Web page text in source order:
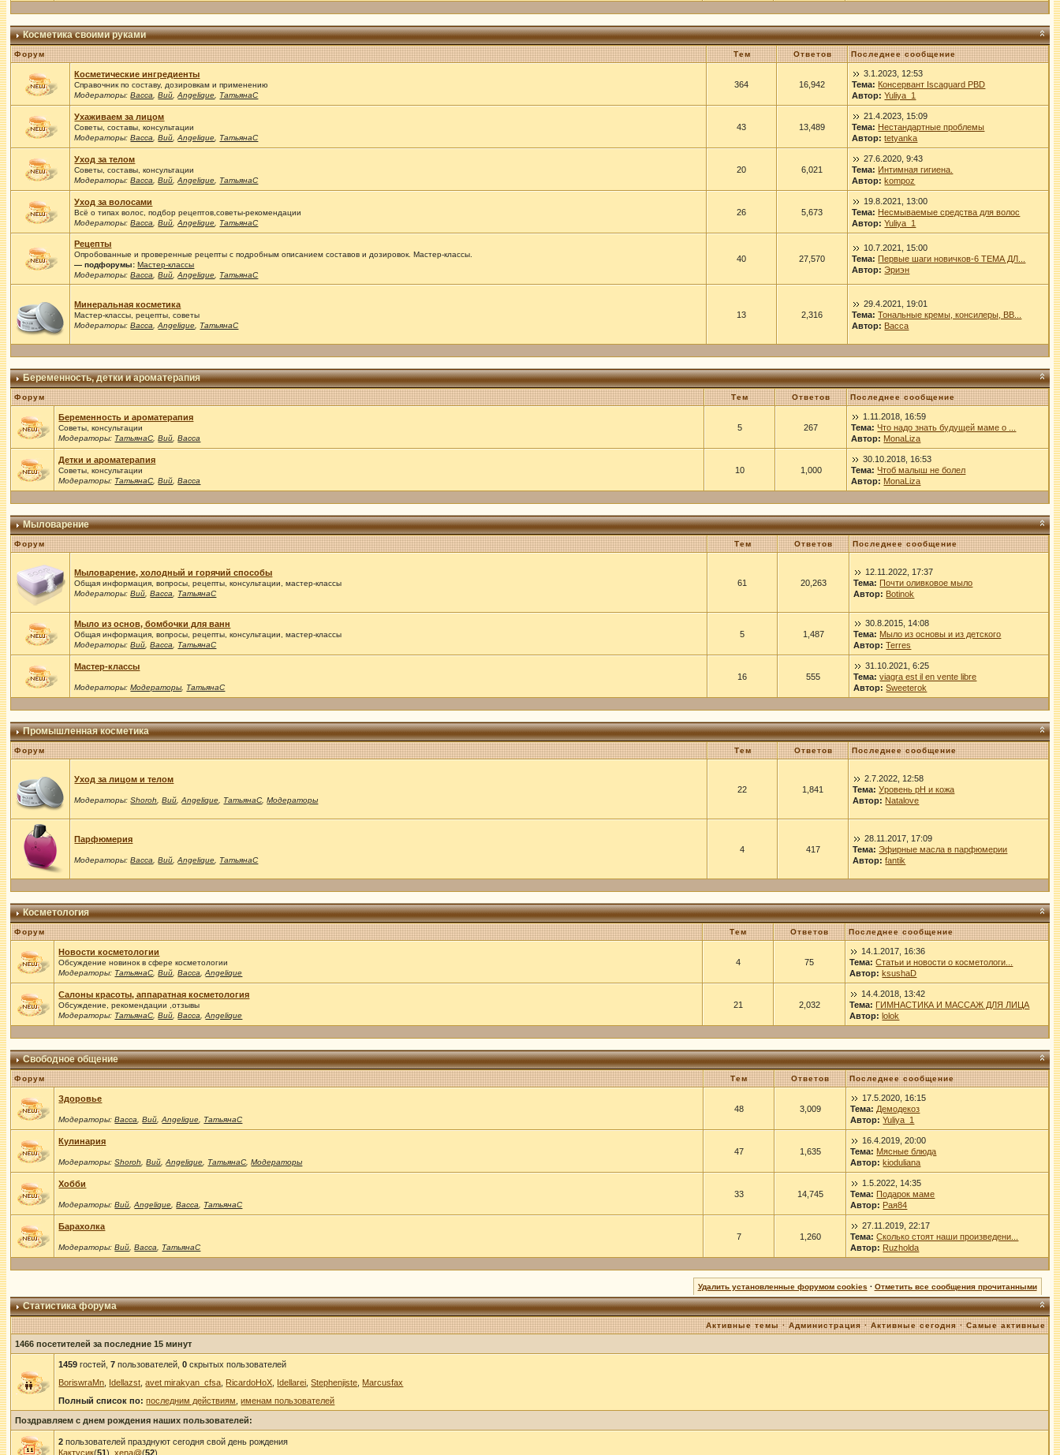
Косметика своими руками
Форум Тем Ответов Последнее сообщение
Косметические ингредиенты
Справочник по составу, дозировкам и применению
Модераторы:Васса ,Вий ,Angelique ТатьянаС
364 16,942
3.1.2023, 12:53
Тема: Консервант Iscaguard PBD
Автор: Yuliya_1
Ухаживаем за лицом
Советы, составы, консультации
Модераторы:Васса ,Вий ,Angelique ТатьянаС
43 13,489
21.4.2023, 15:09
Тема: Нестандартные проблемы
Автор: tetyanka
Уход за телом
Советы, составы, консультации
Модераторы:Васса ,Вий ,Angelique ТатьянаС
20 6,021
27.6.2020, 9:43
Тема: Интимная гигиена.
Автор: kompoz
Уход за волосами
Всё о типах волос, подбор рецептов,советы-рекомендации
Модераторы:Васса ,Вий ,Angelique ТатьянаС
26 5,673
19.8.2021, 13:00
Тема: Несмываемые средства для волос
Автор: Yuliya_1
Рецепты
Опробованные и проверенные рецепты с подробным описанием составов и дозировок. Мастер-классы.
— подфорумы: Мастер-классы
Модераторы:Васса ,Вий ,Angelique ТатьянаС
40 27,570
10.7.2021, 15:00
Тема: Первые шаги новичков-6 ТЕМА ДЛ...
Автор: Эриэн
Минеральная косметика
Мастер-классы, рецепты, советы
Модераторы:Васса ,Angelique ТатьянаС
13 2,316
29.4.2021, 19:01
Тема: Тональные кремы, консилеры, ВВ...
Автор: Васса
Беременность, детки и ароматерапия
Форум Тем Ответов Последнее сообщение
Беременность и ароматерапия
Советы, консультации
Модераторы: ТатьянаС ,Вий ,Васса
5 267
1.11.2018, 16:59
Тема: Что надо знать будущей маме о ...
Автор: MonaLiza
Детки и ароматерапия
Советы, консультации
Модераторы: ТатьянаС ,Вий ,Васса
10 1,000
30.10.2018, 16:53
Тема: Чтоб малыш не болел
Автор: MonaLiza
Мыловарение
Форум Тем Ответов Последнее сообщение
Мыловарение, холодный и горячий способы
Общая информация, вопросы, рецепты, консультации, мастер-классы
Модераторы:Вий ,Васса ТатьянаС
61 20,263
12.11.2022, 17:37
Тема: Почти оливковое мыло
Автор: Botinok
Мыло из основ, бомбочки для ванн
Общая информация, вопросы, рецепты, консультации, мастер-классы
Модераторы:Вий ,Васса ТатьянаС
5 1,487
30.8.2015, 14:08
Тема: Мыло из основы и из детского
Автор: Terres
Мастер-классы
Модераторы:Модераторы ТатьянаС
16 555
31.10.2021, 6:25
Тема: viagra est il en vente libre
Автор: Sweeterok
Промышленная косметика
Форум Тем Ответов Последнее сообщение
Уход за лицом и телом
Модераторы:Shoroh ,Вий ,Angelique ТатьянаС ,Модераторы
22 1,841
2.7.2022, 12:58
Тема: Уровень рН и кожа
Автор: Natalove
Парфюмерия
Модераторы:Васса ,Вий ,Angelique ТатьянаС
4 417
28.11.2017, 17:09
Тема: Эфирные масла в парфюмерии
Автор: fantik
Косметология
Форум Тем Ответов Последнее сообщение
Новости косметологии
Обсуждение новинок в сфере косметологии
Модераторы: ТатьянаС ,Вий ,Васса ,Angelique
4 75
14.1.2017, 16:36
Тема: Статьи и новости о косметологи...
Автор: ksushaD
Салоны красоты, аппаратная косметология
Обсуждение, рекомендации ,отзывы
Модераторы: ТатьянаС ,Вий ,Васса ,Angelique
21 2,032
14.4.2018, 13:42
Тема: ГИМНАСТИКА И МАССАЖ ДЛЯ ЛИЦА
Автор: lolok
Свободное общение
Форум Тем Ответов Последнее сообщение
Здоровье
Модераторы:Васса ,Вий ,Angelique ТатьянаС
48 3,009
17.5.2020, 16:15
Тема: Демодекоз
Автор: Yuliya_1
Кулинария
Модераторы:Shoroh ,Вий ,Angelique ТатьянаС ,Модераторы
47 1,635
16.4.2019, 20:00
Тема: Мясные блюда
Автор: kioduliana
Хобби
Модераторы:Вий ,Angelique ,Васса ТатьянаС
33 14,745
1.5.2022, 14:35
Тема: Подарок маме
Автор: Рая84
Барахолка
Модераторы:Вий ,Васса ТатьянаС
7 1,260
27.11.2019, 22:17
Тема: Сколько стоят наши произведени...
Автор: Ruzholda
Удалить установленные форумом cookies · Отметить все сообщения прочитанными
Статистика форума
Активные темы ·Администрация ·Активные сегодня ·Самые активные
1466 посетителей за последние 15 минут
1459 гостей,7 пользователей,0 скрытых пользователей
BoriswraMn Idellazst ,avet mirakyan_cfsa RicardoHoX Idellarei ,Stephenjiste Marcusfax
Полный список по: последним действиям ,именам пользователей
Поздравляем с днем рождения наших пользователей:
2 пользователей празднуют сегодня свой день рождения
Кактусик(51),xena@(52)